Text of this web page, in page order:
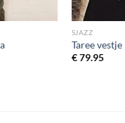
prijs was: € 89.95.
prijs is: € 45.00.
SJAZZ
Taree vestje
€79.95